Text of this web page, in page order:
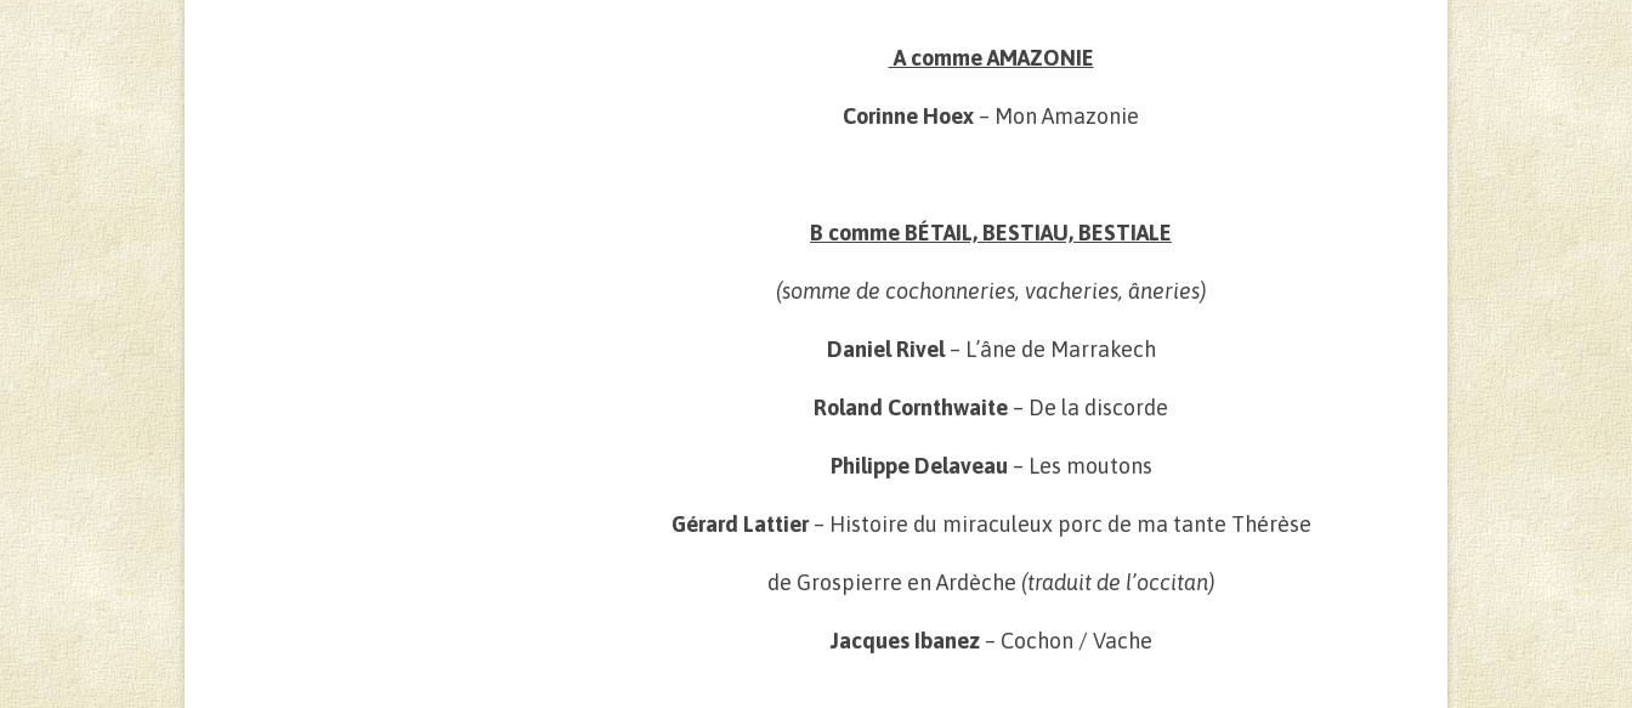
A comme AMAZONIE
Corinne Hoex – Mon Amazonie
B comme BÉTAIL, BESTIAU, BESTIALE
(somme de cochonneries, vacheries, âneries)
Daniel Rivel– L’âne de Marrakech
Roland Cornthwaite – De la discorde
Philippe Delaveau – Les moutons
Gérard Lattier– Histoire du miraculeux porc de ma tante Thérèse
de Grospierre en Ardèche (traduit de l’occitan)
Jacques Ibanez– Cochon / Vache